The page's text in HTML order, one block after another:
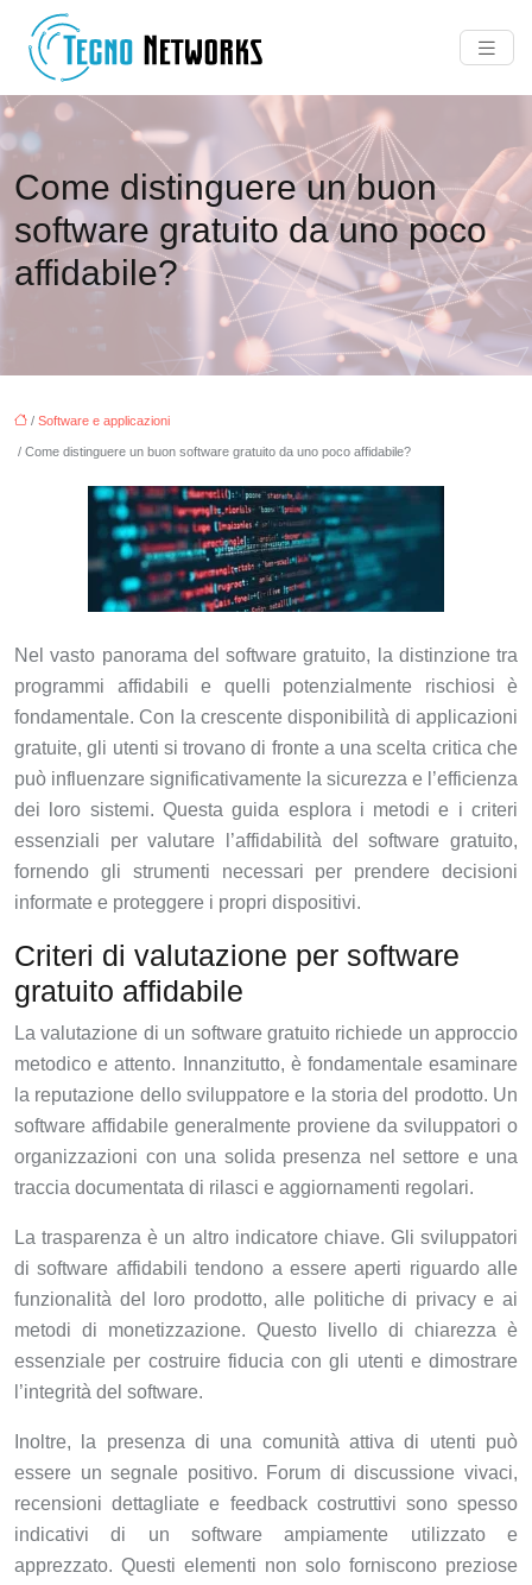
Come distinguere un buon
software gratuito da uno poco
affidabile?
/ Software e applicazioni
/ Come distinguere un buon software gratuito da uno poco affidabile?
Nel vasto panorama del software gratuito, la distinzione tra
programmi affidabili e quelli potenzialmente rischiosi è
fondamentale. Con la crescente disponibilità di applicazioni
gratuite, gli utenti si trovano di fronte a una scelta critica che
può influenzare significativamente la sicurezza e l’efficienza
dei loro sistemi. Questa guida esplora i metodi e i criteri
essenziali per valutare l’affidabilità del software gratuito,
fornendo gli strumenti necessari per prendere decisioni
informate e proteggere i propri dispositivi.
Criteri di valutazione per software
gratuito affidabile
La valutazione di un software gratuito richiede un approccio
metodico e attento. Innanzitutto, è fondamentale esaminare
la reputazione dello sviluppatore e la storia del prodotto. Un
software affidabile generalmente proviene da sviluppatori o
organizzazioni con una solida presenza nel settore e una
traccia documentata di rilasci e aggiornamenti regolari.
La trasparenza è un altro indicatore chiave. Gli sviluppatori
di software affidabili tendono a essere aperti riguardo alle
funzionalità del loro prodotto, alle politiche di privacy e ai
metodi di monetizzazione. Questo livello di chiarezza è
essenziale per costruire fiducia con gli utenti e dimostrare
l’integrità del software.
Inoltre, la presenza di una comunità attiva di utenti può
essere un segnale positivo. Forum di discussione vivaci,
recensioni dettagliate e feedback costruttivi sono spesso
indicativi di un software ampiamente utilizzato e
apprezzato. Questi elementi non solo forniscono preziose